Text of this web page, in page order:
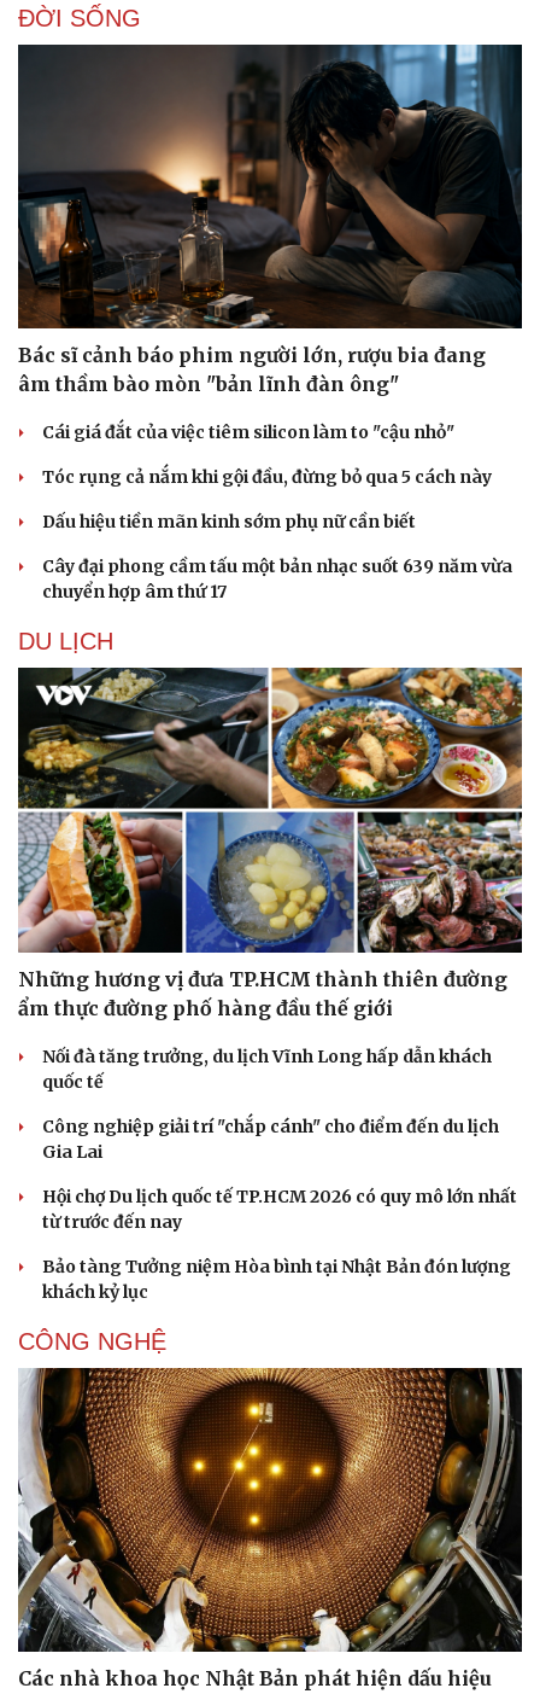
Sức khỏe
Dinh dưỡng - món ngon
Cây thuốc
Sản phụ khoa
Nhi khoa
Nam khoa
Làm đẹp - giảm cân
Phòng mạch online
Ăn sạch sống khỏe
Đời sống
Nhà đẹp
Blog
Tình yêu - Gia đình
ĐỜI SỐNG
Bác sĩ cảnh báo phim người lớn, rượu bia đang
âm thầm bào mòn "bản lĩnh đàn ông"
Cái giá đắt của việc tiêm silicon làm to "cậu nhỏ"
Tóc rụng cả nắm khi gội đầu, đừng bỏ qua 5 cách này
Dấu hiệu tiền mãn kinh sớm phụ nữ cần biết
Cây đại phong cầm tấu một bản nhạc suốt 639 năm vừa
chuyển hợp âm thứ 17
DU LỊCH
Những hương vị đưa TP.HCM thành thiên đường
ẩm thực đường phố hàng đầu thế giới
Nối đà tăng trưởng, du lịch Vĩnh Long hấp dẫn khách
quốc tế
Công nghiệp giải trí "chắp cánh" cho điểm đến du lịch
Gia Lai
Hội chợ Du lịch quốc tế TP.HCM 2026 có quy mô lớn nhất
từ trước đến nay
Bảo tàng Tưởng niệm Hòa bình tại Nhật Bản đón lượng
khách kỷ lục
CÔNG NGHỆ
Các nhà khoa học Nhật Bản phát hiện dấu hiệu